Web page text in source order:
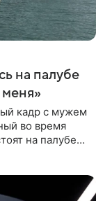
на палубе
кадр с мужем
во время
на палубе